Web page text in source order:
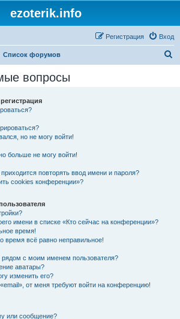
ezoterik.info
Вход
Регистрация
Список форумов
вопросы
но не могу войти!
больше не могу войти!
повторять ввод имени и пароля?
cookies конференции»?
имени в списке «Кто сейчас на конференции»?
время!
время всё равно неправильное!
рядом с моим именем пользователя?
аватары?
изменить его?
от меня требуют войти на конференцию!
или сообщение?